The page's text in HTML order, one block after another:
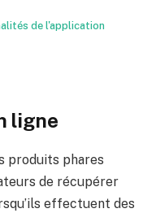
de l'application
ligne
produits phares
de récupérer
effectuent des